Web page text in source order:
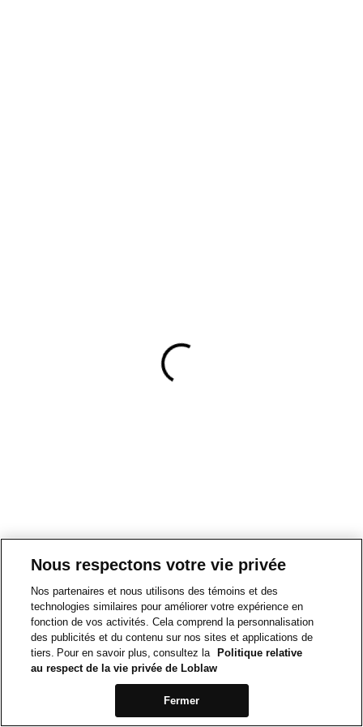
Nous respectons votre vie privée
Nos partenaires et nous utilisons des témoins et des
technologies similaires pour améliorer votre expérience en
fonction de vos activités. Cela comprend la personnalisation
des publicités et du contenu sur nos sites et applications de
tiers. Pour en savoir plus, consultez la
Politique relative
au respect de la vie privée de Loblaw
Fermer